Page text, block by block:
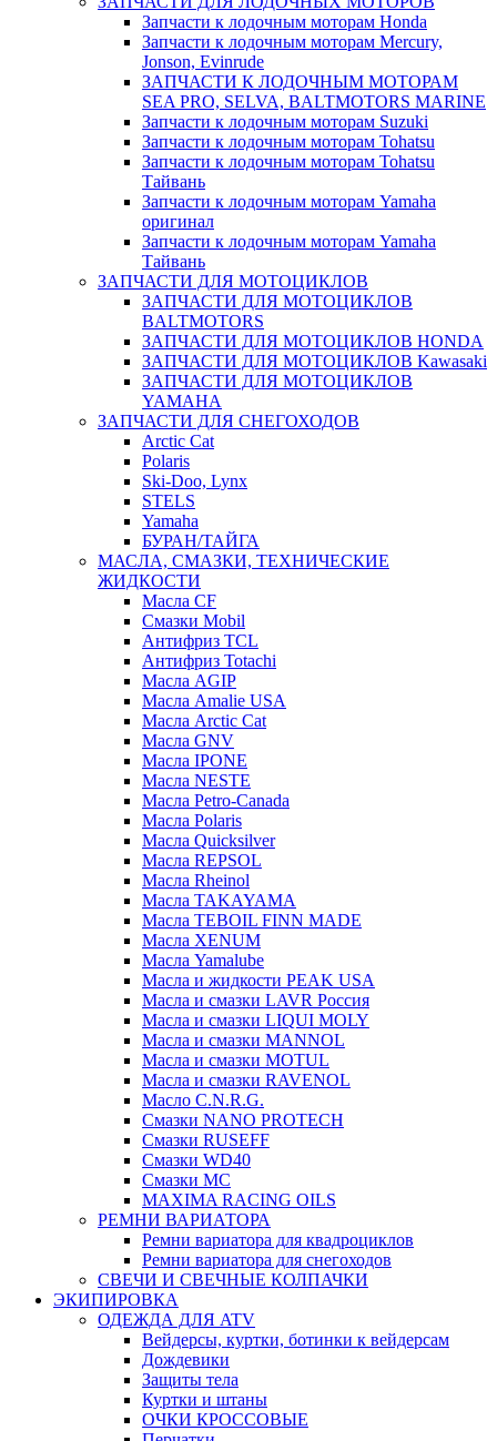
Запчасти к лодочным моторам Honda
Запчасти к лодочным моторам Mercury,
Jonson, Evinrude
ЗАПЧАСТИ К ЛОДОЧНЫМ МОТОРАМ
SEA PRO, SELVA, BALTMOTORS MARINE
Запчасти к лодочным моторам Suzuki
Запчасти к лодочным моторам Tohatsu
Запчасти к лодочным моторам Tohatsu
Тайвань
Запчасти к лодочным моторам Yamaha
оригинал
Запчасти к лодочным моторам Yamaha
Тайвань
ЗАПЧАСТИ ДЛЯ МОТОЦИКЛОВ
ЗАПЧАСТИ ДЛЯ МОТОЦИКЛОВ
BALTMOTORS
ЗАПЧАСТИ ДЛЯ МОТОЦИКЛОВ HONDA
ЗАПЧАСТИ ДЛЯ МОТОЦИКЛОВ Kawasaki
ЗАПЧАСТИ ДЛЯ МОТОЦИКЛОВ
YAMAHA
ЗАПЧАСТИ ДЛЯ СНЕГОХОДОВ
Arctic Cat
Polaris
Ski-Doo, Lynx
STELS
Yamaha
БУРАН/ТАЙГА
МАСЛА, СМАЗКИ, ТЕХНИЧЕСКИЕ
ЖИДКОСТИ
Масла CF
Смазки Mobil
Антифриз TCL
Антифриз Totachi
Масла AGIP
Масла Amalie USA
Масла Arctic Cat
Масла GNV
Масла IPONE
Масла NESTE
Масла Petro-Canada
Масла Polaris
Масла Quicksilver
Масла REPSOL
Масла Rheinol
Масла TAKAYAMA
Масла TEBOIL FINN MADE
Масла XENUM
Масла Yamalube
Масла и жидкости PEAK USA
Масла и смазки LAVR Россия
Масла и смазки LIQUI MOLY
Масла и смазки MANNOL
Масла и смазки MOTUL
Масла и смазки RAVENOL
Масло C.N.R.G.
Смазки NANO PROTECH
Смазки RUSEFF
Смазки WD40
Смазки МС
MAXIMA RACING OILS
РЕМНИ ВАРИАТОРА
Ремни вариатора для квадроциклов
Ремни вариатора для снегоходов
СВЕЧИ И СВЕЧНЫЕ КОЛПАЧКИ
ЭКИПИРОВКА
ОДЕЖДА ДЛЯ ATV
Вейдерсы, куртки, ботинки к вейдерсам
Дождевики
Защиты тела
Куртки и штаны
ОЧКИ КРОССОВЫЕ